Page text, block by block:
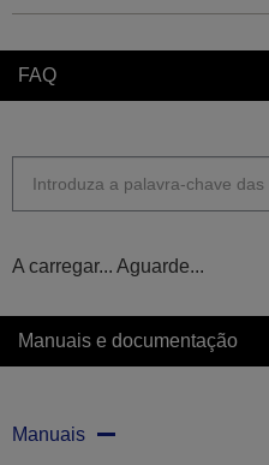
FAQ
A carregar... Aguarde...
Manuais e documentação
Manuais